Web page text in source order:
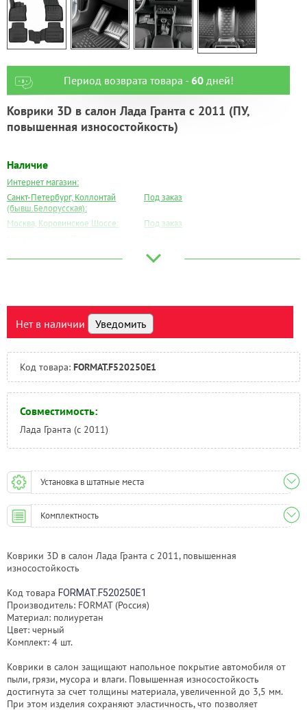
Период возврата товара - 60дней!
Коврики 3D в салон Лада Гранта с 2011 (ПУ,
повышенная износостойкость)
Наличие
Интернет магазин:
Санкт-Петербург, Коллонтай
(бывш.Белорусская):
Под заказ
Москва, Коровинское Шоссе:
Под заказ
Под заказ
Под заказ
Тюмень:
Под заказ
Нет в наличии Уведомить
Код товара: FORMAT.F520250E1
Совместимость:
Лада Гранта (с 2011)
Установка в штатные места
Комплектность
Коврики 3D в салон Лада Гранта с 2011, повышенная
износостойкость
Код товара FORMAT.F520250E1
Производитель: FORMAT (Россия)
Материал: полиуретан
Цвет: черный
Комплект: 4 шт.
Коврики в салон защищают напольное покрытие автомобиля от
пыли, грязи, мусора и влаги. Повышенная износостойкость
достигнута за счет толщины материала, увеличенной до 3,5 мм.
При этом изделия сохраняют эластичность, что позволяет